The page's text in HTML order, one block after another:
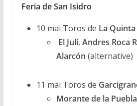
Feria de San Isidro
10 mai Toros de La Quinta
El Juli, Andres Roca
Alarcón (alternative)
11 mai Toros de
Morante de la Puebla